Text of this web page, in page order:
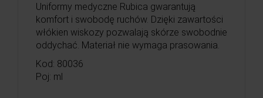
Uniformy medyczne Rubica gwarantują
komfort i swobodę ruchów. Dzięki zawartości
włókien wiskozy pozwalają skórze swobodnie
oddychać. Materiał nie wymaga prasowania.
Kod: 80036
Poj: ml